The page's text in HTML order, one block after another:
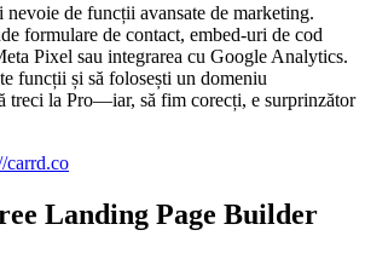
de funcții avansate de marketing.
formulare de contact, embed-uri de cod
Pixel sau integrarea cu Google Analytics.
funcții și să folosești un domeniu
treci la Pro—iar, să fim corecți, e surprinzător
carrd.co
Landing Page Builder